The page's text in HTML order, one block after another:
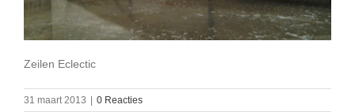
Zeilen Eclectic
31 maart 2013 0 Reacties